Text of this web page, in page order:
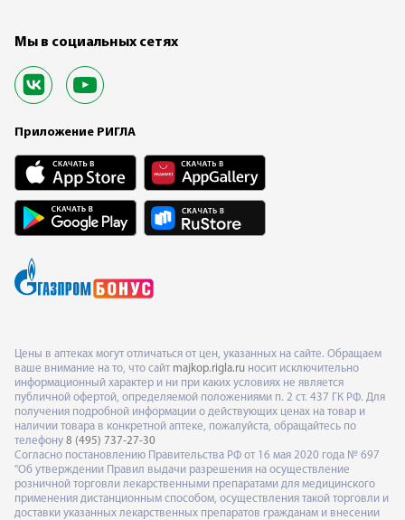
Мы в социальных сетях
Приложение РИГЛА
Цены в аптеках могут отличаться от цен, указанных на сайте. Обращаем
ваше внимание на то, что сайт majkop.rigla.ru носит исключительно
информационный характер и ни при каких условиях не является
публичной офертой, определяемой положениями п. 2 ст. 437 ГК РФ. Для
получения подробной информации о действующих ценах на товар и
наличии товара в конкретной аптеке, пожалуйста, обращайтесь по
телефону 8 (495) 737-27-30
Согласно постановлению Правительства РФ от 16 мая 2020 года № 697
"Об утверждении Правил выдачи разрешения на осуществление
розничной торговли лекарственными препаратами для медицинского
применения дистанционным способом, осуществления такой торговли и
доставки указанных лекарственных препаратов гражданам и внесении